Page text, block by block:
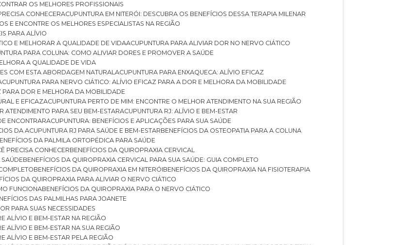
OS MELHORES PROFISSIONAIS
CONHECER
ACUPUNTURA EM NITERÓI: DESCUBRA OS BENEFÍCIOS DESSA TERAPIA MILENAR
E ENCONTRE OS MELHORES ESPECIALISTAS NA REGIÃO
PARA ALÍVIO
E MELHORAR A QUALIDADE DE VIDA
ACUPUNTURA PARA ALIVIAR DOR NO NERVO CIÁTICO
PARA COLUNA: COMO ALIVIAR DORES E PROMOVER A SAÚDE
A QUALIDADE DE VIDA
COM ESTA ABORDAGEM NATURAL
ACUPUNTURA PARA ENXAQUECA: ALÍVIO EFICAZ
ACUPUNTURA PARA NERVO CIÁTICO: ALÍVIO EFICAZ PARA A DOR E MELHORA DA MOBILIDADE
PARA DOR E MELHORA DA MOBILIDADE
E EFICAZ
ACUPUNTURA PERTO DE MIM: ENCONTRE O MELHOR ATENDIMENTO NA SUA REGIÃO
ATENDIMENTO PARA SEU BEM-ESTAR
ACUPUNTURA RJ: ALÍVIO E BEM-ESTAR
ENCONTRAR
ACUPUNTURA: BENEFÍCIOS E APLICAÇÕES PARA SUA SAÚDE
DA ACUPUNTURA RJ PARA SAÚDE E BEM-ESTAR
BENEFÍCIOS DA OSTEOPATIA PARA A COLUNA
BENEFÍCIOS DA PALMILA ORTOPÉDICA PARA SAÚDE
PRECISA CONHECER
BENEFÍCIOS DA QUIROPRAXIA CERVICAL
SAÚDE
BENEFÍCIOS DA QUIROPRAXIA CERVICAL PARA SUA SAÚDE: GUIA COMPLETO
BENEFÍCIOS DA QUIROPRAXIA EM NITERÓI
BENEFÍCIOS DA QUIROPRAXIA NA FISIOTERAPIA
DA QUIROPRAXIA PARA ALIVIAR O NERVO CIÁTICO
FUNCIONA
BENEFÍCIOS DA QUIROPRAXIA PARA O NERVO CIÁTICO
DAS PALMILHAS PARA JOANETE
PARA SUAS NECESSIDADES
ALÍVIO E BEM-ESTAR NA REGIÃO
ALÍVIO E BEM-ESTAR NA SUA REGIÃO
ALÍVIO E BEM-ESTAR PELA REGIÃO